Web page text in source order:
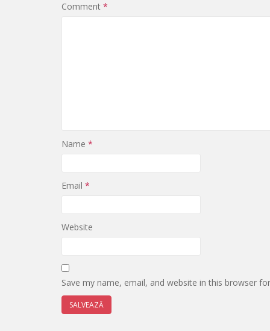
Comment *
Name *
Email *
Website
Save my name, email, and website in this browser